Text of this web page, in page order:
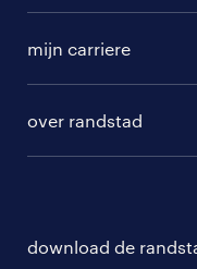
randstad professional
hr-diensten
tarieven
mijn carriere
solliciteren
over randstad
download de